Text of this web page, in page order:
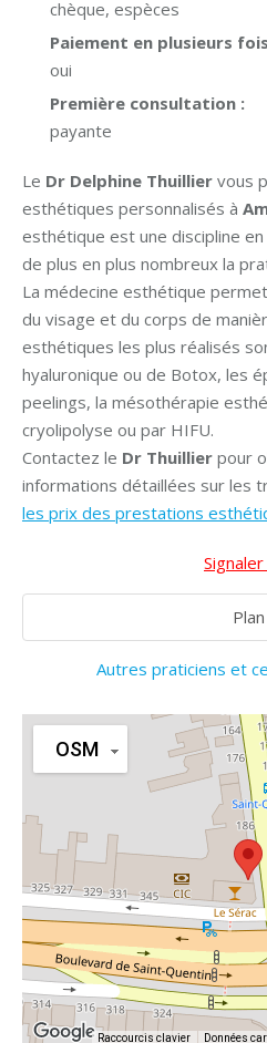
chèque, espèces
Paiement en plusieurs
oui
Première consultation :
payante
Le Dr Delphine Thuillier vous
esthétiques personnalisés à
esthétique est une discipline
de plus en plus nombreux la
La médecine esthétique
du visage et du corps de
esthétiques les plus réalisés
hyaluronique ou de Botox, les
peelings, la mésothérapie
cryolipolyse ou par HIFU.
Contactez le Dr Thuillier pour
informations détaillées sur les
les prix des prestations
Plan
Autres praticiens et
OSM
Raccourcis clavier Données